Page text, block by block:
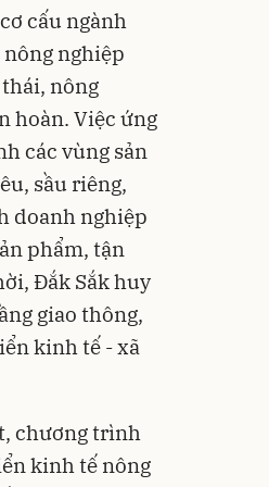
cấu ngành
nghiệp
nông
hoàn. Việc ứng
các vùng sản
sầu riêng,
doanh nghiệp
phẩm, tận
Đắk Sắk huy
giao thông,
kinh tế - xã
chương trình
kinh tế nông